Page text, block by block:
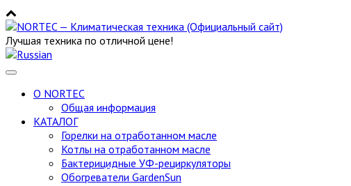
Лучшая техника по отличной цене!
Toggle
navigationО NORTEC
Общая информация
КАТАЛОГ
Горелки на отработанном масле
Котлы на отработанном масле
Бактерицидные УФ-рециркуляторы
Обогреватели GardenSun